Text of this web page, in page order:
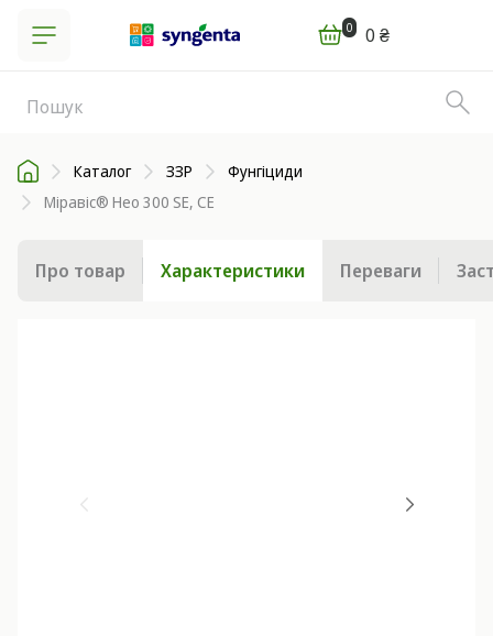
0 0 ₴
Каталог ЗЗР
Фунгіциди
Міравіс® Нео 300 SE, СE
Про товар Характеристики Переваги